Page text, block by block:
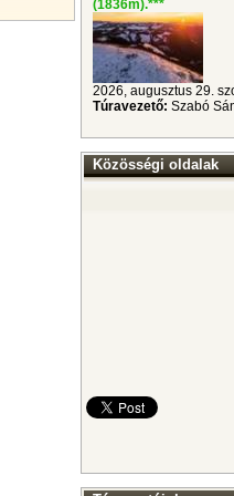
(1836m).***
2026, augusztus 29.
Túravezető: Szabó
Közösségi oldalak